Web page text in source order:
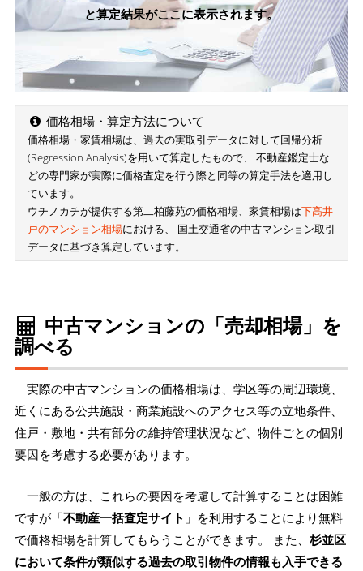
と算定結果がここに表示されます。
価格相場・算定方法について
価格相場・家賃相場は、過去の実取引データに対して回帰分析
(Regression Analysis)を用いて算定したもので、 不動産鑑定士な
どの専門家が実際に価格査定を行う際と同等の算定手法を適用し
ています。
ウチノカチが提供する第二柏藤苑の価格相場、家賃相場は下高井
戸のマンション相場における、 国土交通省の中古マンション取引
データに基づき算定しています。
中古マンションの「売却相場」を
調べる
実際の中古マンションの価格相場は、学区等の周辺環境、
近くにある公共施設・商業施設へのアクセス等の立地条件、
住戸・敷地・共有部分の維持管理状況など、物件ごとの個別
要因を考慮する必要があります。
一般の方は、これらの要因を考慮して計算することは困難
ですが「不動産一括査定サイト 」を利用することにより無料
で価格相場を計算してもらうことができます。 また、 杉並区
において条件が類似する過去の取引物件の情報も入手できる